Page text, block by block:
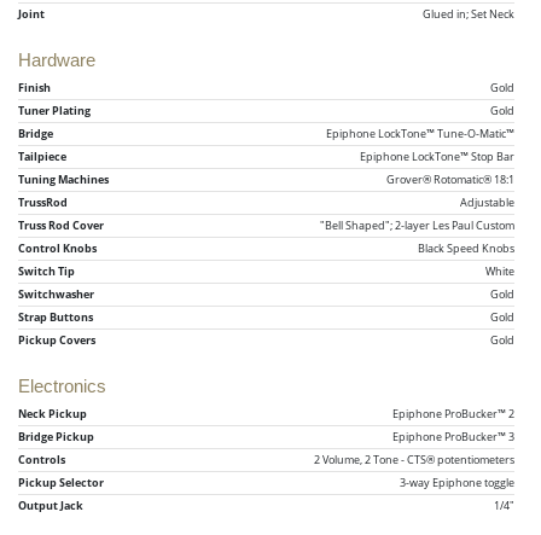
Joint
Glued in; Set Neck
Hardware
Finish
Gold
Tuner Plating
Gold
Bridge
Epiphone LockTone™ Tune-O-Matic™
Tailpiece
Epiphone LockTone™ Stop Bar
Tuning Machines
Grover® Rotomatic® 18:1
TrussRod
Adjustable
Truss Rod Cover
"Bell Shaped"; 2-layer Les Paul Custom
Control Knobs
Black Speed Knobs
Switch Tip
White
Switchwasher
Gold
Strap Buttons
Gold
Pickup Covers
Gold
Electronics
Neck Pickup
Epiphone ProBucker™ 2
Bridge Pickup
Epiphone ProBucker™ 3
Controls
2 Volume, 2 Tone - CTS® potentiometers
Pickup Selector
3-way Epiphone toggle
Output Jack
1/4"